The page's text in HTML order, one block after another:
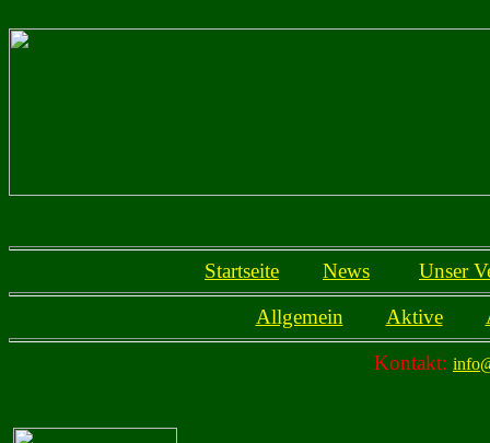
Startseite News
Unser
Allgemein
Aktive
Kontakt: